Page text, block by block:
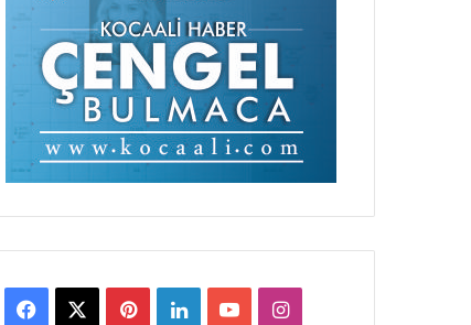
Facebook PinterestLinkedInYouTubeInstagram